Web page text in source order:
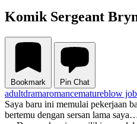
Komik Sergeant
Bookmark Pin Chat
adultdramaromancematureblow job
Saya baru ini memulai pekerjaan
bertemu dengan sersan lama